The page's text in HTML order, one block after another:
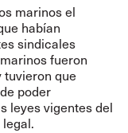
marinos el
habían
sindicales
fueron
tuvieron que
poder
leyes vigentes del